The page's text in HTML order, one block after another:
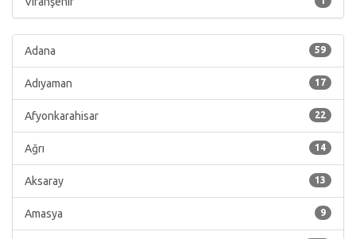
59
Adana
17
Adıyaman
22
Afyonkarahisar
14
Ağrı
13
Aksaray
9
Amasya